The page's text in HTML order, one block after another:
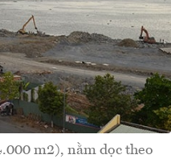
m2), nằm dọc theo